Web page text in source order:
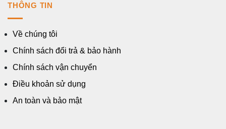
THÔNG TIN
Về chúng tôi
Chính sách đổi trả & bảo hành
Chính sách vận chuyển
Điều khoản sử dụng
An toàn và bảo mật